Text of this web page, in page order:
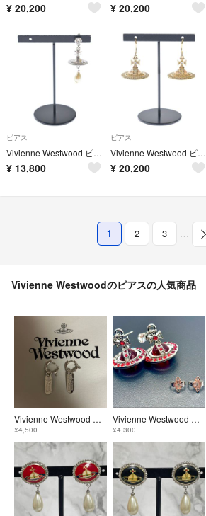
¥ 20,200 ¥ 20,200
ピアス
Vivienne Westwood ピアス シルバー 【古着】【中古】【送料無料】
¥ 13,800
ピアス
Vivienne Westwood ピアス ゴールド 【古着】【中古】【送料無料】
¥ 20,200
1 2 3 …
Vivienne Westwoodのピアスの人気商品
Vivienne Westwood フープピアス シルバー ドッグタグ
¥4,500
Vivienne Westwood ヴィヴィアン ウエストウッド タイニー オーブ ロゴ サターン ピアス ラインストーン モデル
¥4,300